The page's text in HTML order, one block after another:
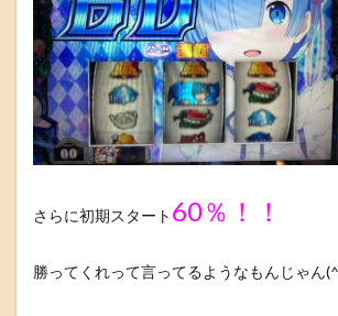
さらに初期スタート 60％！！
勝ってくれって言ってるようなもんじゃん